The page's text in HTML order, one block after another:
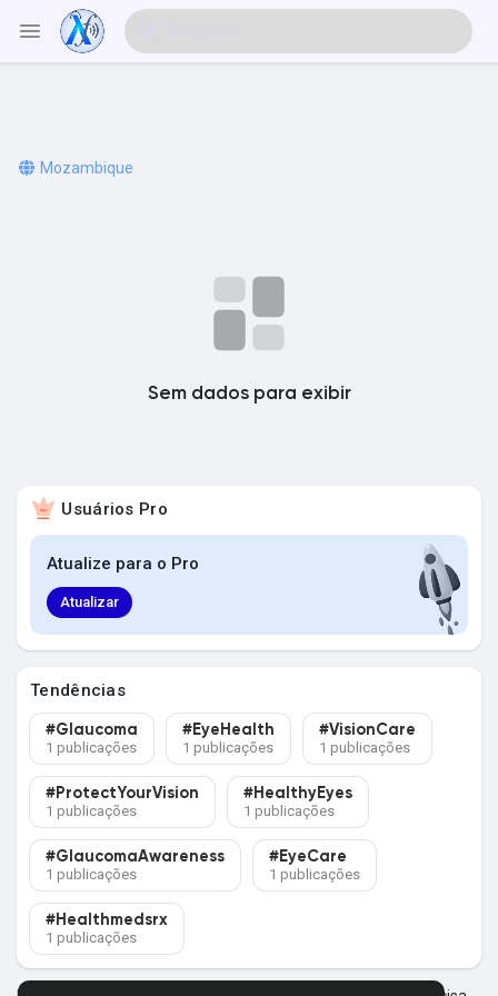
Explorar Artigos & Publicações
Meus Grupos
Páginas Curtidas
Postagens populares
Descubra Novas Postagens
Mozambique
Sem dados para exibir
Usuários Pro
Atualize para o Pro
Atualizar
Tendências
#Glaucoma
1 publicações
#EyeHealth
1 publicações
#VisionCare
1 publicações
#ProtectYourVision
1 publicações
#HealthyEyes
1 publicações
#GlaucomaAwareness
1 publicações
#EyeCare
1 publicações
#Healthmedsrx
1 publicações